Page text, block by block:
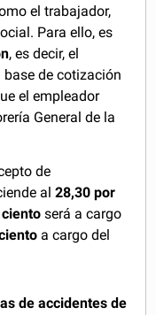
el trabajador,
Para ello, es
, es decir, el
de cotización
el empleador
General de la
de
al28,30 por
cientoserá a cargo
a cargo del
de accidentes de